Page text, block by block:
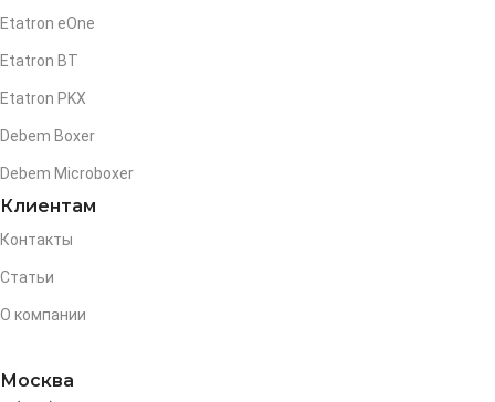
Etatron eOne
Etatron BT
Etatron PKX
Debem Boxer
Debem Microboxer
Клиентам
Контакты
Статьи
О компании
Москва